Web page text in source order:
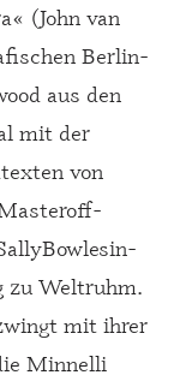
(John van
Berlin-
aus den
mit der
von
Masteroff­
zu Weltruhm.
mit ihrer
Minnelli